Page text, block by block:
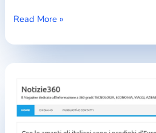
La
in
Read More »